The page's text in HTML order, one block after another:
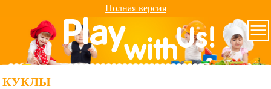
Полная версия
КУКЛЫ